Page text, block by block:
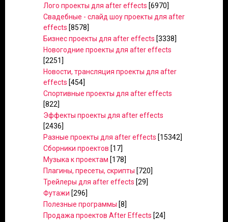
Лого проекты для after effects [6970]
Свадебные - слайд шоу проекты для after
effects [8578]
Бизнес проекты для after effects [3338]
Новогодние проекты для after effects
[2251]
Новости, трансляция проекты для after
effects [454]
Спортивные проекты для after effects
[822]
Эффекты проекты для after effects
[2436]
Разные проекты для after effects [15342]
Сборники проектов [17]
Музыка к проектам [178]
Плагины, пресеты, скрипты [720]
Трейлеры для after effects [29]
Футажи [296]
Полезные программы [8]
Продажа проектов After Effects [24]